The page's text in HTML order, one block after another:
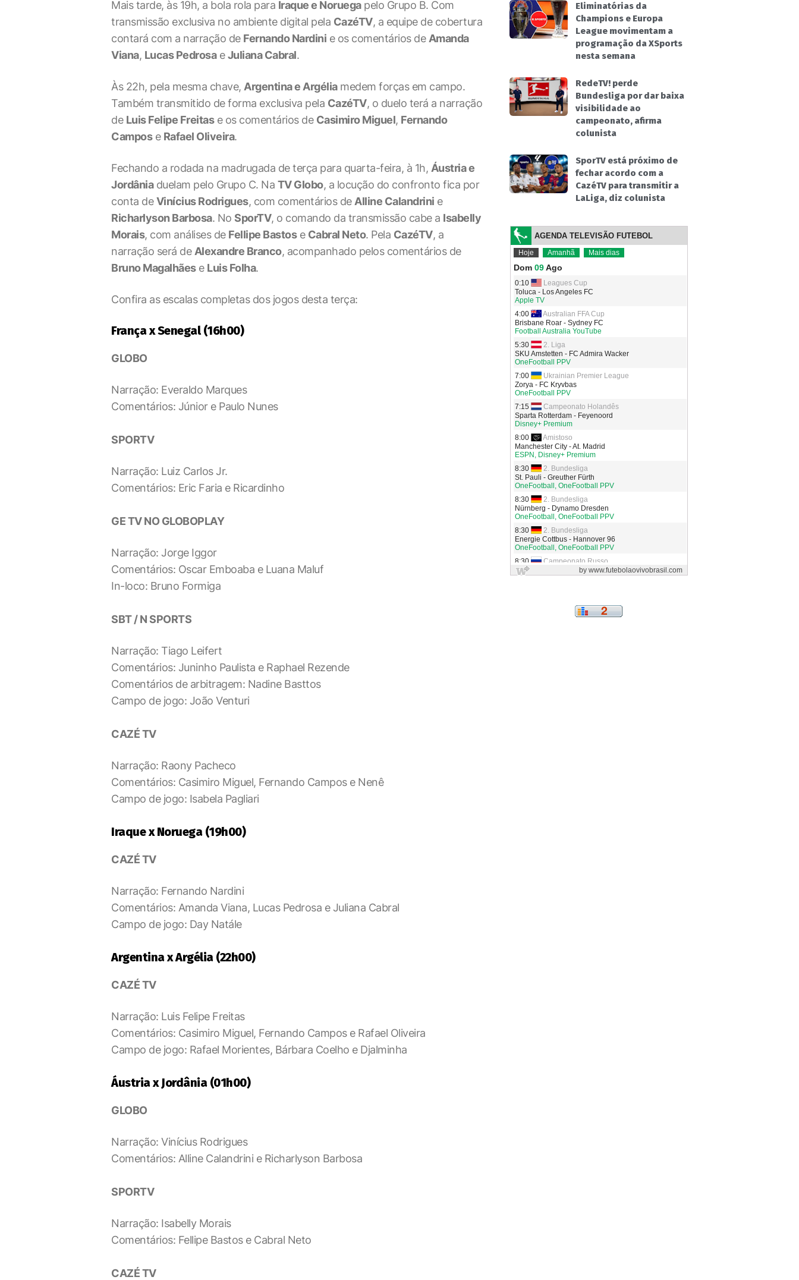
Mais tarde, às 19h, a bola rola para Iraque e Noruegapelo Grupo B. Com
transmissão exclusiva no ambiente digital pela CazéTV, a equipe de cobertura
contará com a narração de Fernando Nardini e os comentários de Amanda
Viana, Lucas PedrosaeJuliana Cabral.
Às 22h, pela mesma chave, Argentina e Argéliamedem forças em campo.
Também transmitido de forma exclusiva pela CazéTV, o duelo terá a narração
de Luis Felipe Freitase os comentários de Casimiro Miguel, Fernando
Campose Rafael Oliveira.
Fechando a rodada na madrugada de terça para quarta-feira, à 1h, Áustria e
Jordâniaduelam pelo Grupo C. Na TV Globo, a locução do confronto fica por
conta deVinícius Rodrigues, com comentários de Alline Calandrini e
Richarlyson Barbosa. No SporTV, o comando da transmissão cabe a Isabelly
Morais, com análises de Fellipe Bastose Cabral Neto. Pela CazéTV, a
narração será de Alexandre Branco, acompanhado pelos comentários de
Bruno Magalhãese Luis Folha.
Confira as escalas completas dos jogos desta terça:
França x Senegal (16h00)
GLOBO
Narração: Everaldo Marques
Comentários: Júnior e Paulo Nunes
SPORTV
Narração: Luiz Carlos Jr.
Comentários: Eric Faria e Ricardinho
GE TV NO GLOBOPLAY
Narração: Jorge Iggor
Comentários: Oscar Emboaba e Luana Maluf
In-loco: Bruno Formiga
SBT / N SPORTS
Narração: Tiago Leifert
Comentários: Juninho Paulista e Raphael Rezende
Comentários de arbitragem: Nadine Basttos
Campo de jogo: João Venturi
CAZÉ TV
Narração: Raony Pacheco
Comentários: Casimiro Miguel, Fernando Campos e Nenê
Campo de jogo: Isabela Pagliari
Iraque x Noruega (19h00)
CAZÉ TV
Narração: Fernando Nardini
Comentários: Amanda Viana, Lucas Pedrosa e Juliana Cabral
Campo de jogo: Day Natále
Argentina x Argélia (22h00)
CAZÉ TV
Narração: Luis Felipe Freitas
Comentários: Casimiro Miguel, Fernando Campos e Rafael Oliveira
Campo de jogo: Rafael Morientes, Bárbara Coelho e Djalminha
Áustria x Jordânia (01h00)
GLOBO
Narração: Vinícius Rodrigues
Comentários: Alline Calandrini e Richarlyson Barbosa
SPORTV
Narração: Isabelly Morais
Comentários: Fellipe Bastos e Cabral Neto
CAZÉ TV
Eliminatórias da
Champions e Europa
League movimentam a
programação da XSports
nesta semana
RedeTV! perde
Bundesliga por dar baixa
visibilidade ao
campeonato, afirma
colunista
SporTV está próximo de
fechar acordo com a
CazéTV para transmitir a
LaLiga, diz colunista